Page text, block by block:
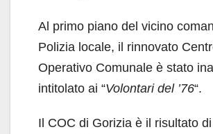
Al primo piano del vicino
Polizia locale, il rinnovato
Operativo Comunale è stato
intitolato ai “Volontari del ’76“.
Il COC di Gorizia è il risultato